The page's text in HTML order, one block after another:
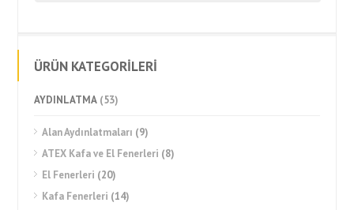
ÜRÜN KATEGORİLERİ
AYDINLATMA (53)
Alan Aydınlatmaları (9)
ATEX Kafa ve El Fenerleri (8)
El Fenerleri (20)
Kafa Fenerleri (14)